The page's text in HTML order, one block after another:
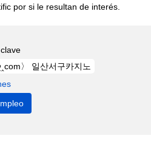
por si le resultan de interés.